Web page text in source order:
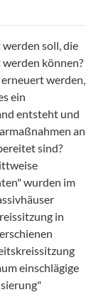
soll, die
können?
werden,
ein
entsteht und
an
sind?
wurden im
in
einschlägige